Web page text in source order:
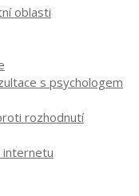
oblasti
s psychologem
rozhodnutí
internetu